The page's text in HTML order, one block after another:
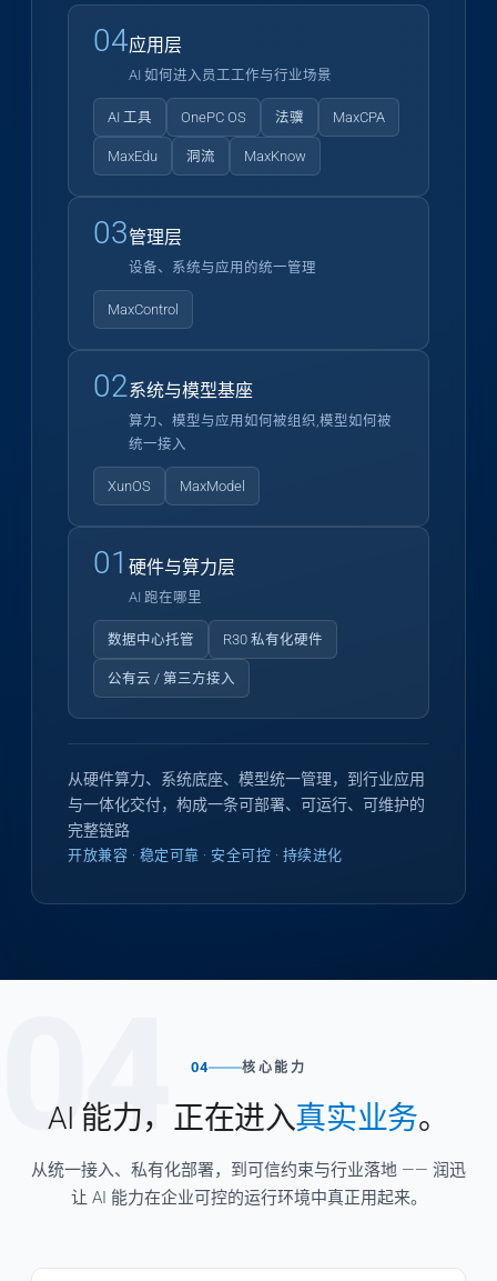
04应用层
AI 如何进入员工工作与行业场景
AI 工具 OnePC OS 法骥 MaxCPA
MaxEdu 洞流 MaxKnow
03管理层
设备、系统与应用的统一管理
MaxControl
02系统与模型基座
算力、模型与应用如何被组织,模型如何被
统一接入
XunOS MaxModel
01 硬件与算力层
AI 跑在哪里
数据中心托管 R30 私有化硬件
公有云 / 第三方接入
从硬件算力、系统底座、模型统一管理，到行业应用
与一体化交付，构成一条可部署、可运行、可维护的
完整链路
开放兼容 · 稳定可靠 · 安全可控 · 持续进化
04 04 核心能力
AI 能力，正在进入真实业务。
从统一接入、私有化部署，到可信约束与行业落地 —— 润迅
让 AI 能力在企业可控的运行环境中真正用起来。